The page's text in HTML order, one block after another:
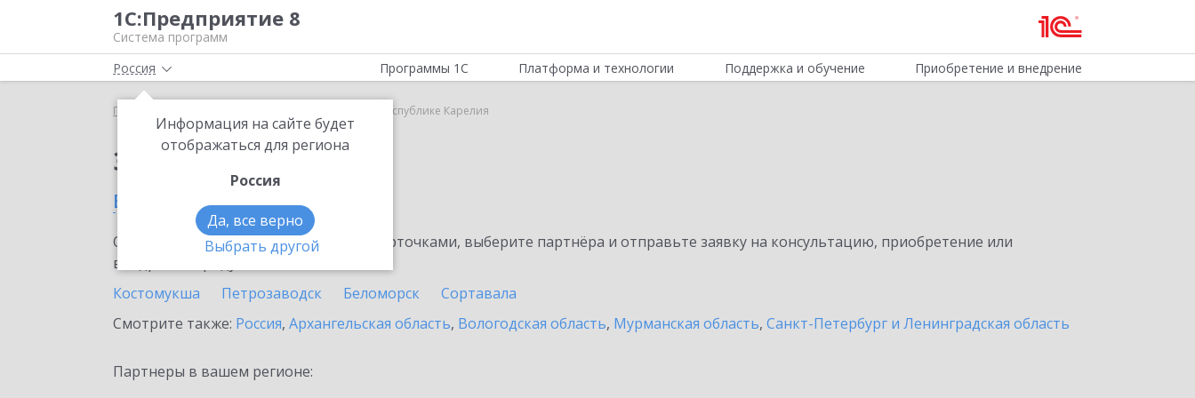
1С:Предприятие 8
Система программ
Россия
Информация на сайте будет
отображаться для региона
Россия
Да, все верно
Выбрать другой
Программы 1С Платформа и технологии Поддержка и обучение Приобретение и внедрение
Главная 1С-ОФД в Республике Карелия
Заказать 1С-ОФД
в Республике Карелия
Ознакомьтесь с информационными карточками, выберите партнёра и отправьте заявку на консультацию, приобретение или
внедрение продукта.
Костомукша
Петрозаводск Беломорск
Сортавала
Смотрите также: Россия, Архангельская область, Вологодская область, Мурманская область, Санкт-Петербург и Ленинградская область
Партнеры в вашем регионе: